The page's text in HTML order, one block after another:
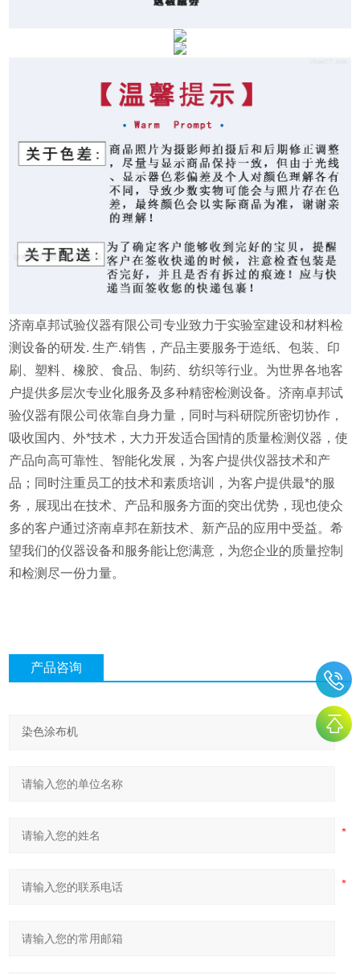
济南卓邦试验仪器有限公司专业致力于实验室建设和材料检
测设备的研发. 生产.销售，产品主要服务于造纸、包装、印
刷、塑料、橡胶、食品、制药、纺织等行业。为世界各地客
户提供多层次专业化服务及多种精密检测设备。济南卓邦试
验仪器有限公司依靠自身力量，同时与科研院所密切协作，
吸收国内、外*技术，大力开发适合国情的质量检测仪器，使
产品向高可靠性、智能化发展，为客户提供仪器技术和产
品；同时注重员工的技术和素质培训，为客户提供最*的服
务，展现出在技术、产品和服务方面的突出优势，现也使众
多的客户通过济南卓邦在新技术、新产品的应用中受益。希
望我们的仪器设备和服务能让您满意，为您企业的质量控制
和检测尽一份力量。
产品咨询